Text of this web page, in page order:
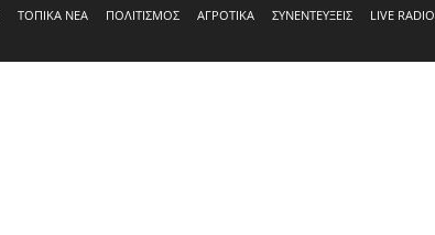
ΤΟΠΙΚΑ ΝΕΑ ΠΟΛΙΤΙΣΜΟΣ ΑΓΡΟΤΙΚΑ ΣΥΝΕΝΤΕΥΞΕΙΣ LIVE RADIO